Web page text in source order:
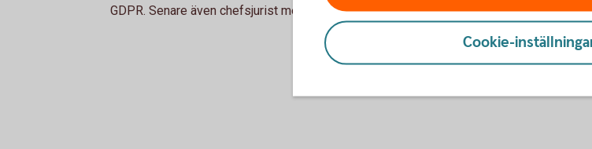
GDPR. Senare även chefsjurist med ansvar för bankens juridikavdelning.
Cookie-